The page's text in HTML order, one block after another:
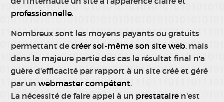
professionnelle.
Nombreux sont les moyens payants ou gratuits
permettant decréer soi-même son site web, mais
dans la majeure partie des cas le résultat final n'a
guère d'efficacité par rapport à un site créé et géré
par unwebmaster compétent.
La nécessité de faire appel à un prestataire n'est